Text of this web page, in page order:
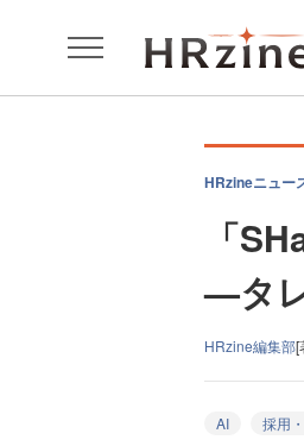
HRzineニュー
「
—タ
HRzine編集部[
AI 採用